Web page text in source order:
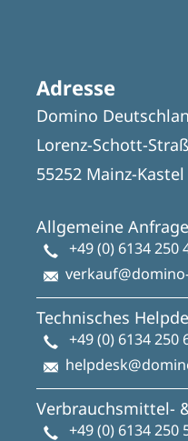
Adresse
Domino
Lorenz-Schott-
55252 Mainz-Kastel
Allgemeine
+49 (0) 6134 250
Technisches
+49 (0) 6134 250
Verbrauchsmittel-
+49 (0) 6134 250